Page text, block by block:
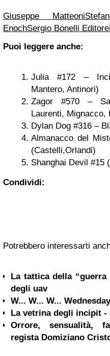
Giuseppe Matteoni
EnochSergio Bonelli Editore
Puoi leggere anche:
Julia #172 –
Mantero, Antinori)
Zagor #570 –
Laurenti, Mignacco,
Dylan Dog #316 –
Almanacco del
(Castelli,Orlandi)
Shanghai Devil #15
Condividi:
Potrebbero interessarti
La tattica della
degli uav
W... W... W...
La vetrina degli incipit -
Orrore, sensualità,
regista Domiziano